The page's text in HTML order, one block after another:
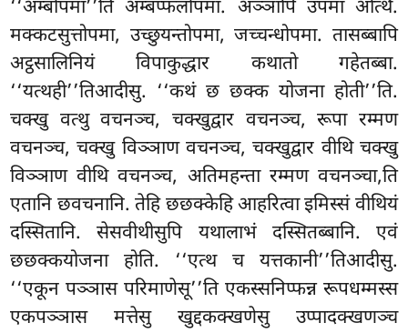
‘‘अम्बोपमा’’ति अम्बप्फलोपमा. अञ्ञापि उपमा अत्थि.
मक्कटसुत्तोपमा, उच्छुयन्तोपमा, जच्चन्धोपमा. तासब्बापि
अट्ठसालिनियं विपाकुद्धार कथातो गहेतब्बा.
‘‘यत्थही’’तिआदीसु. ‘‘कथं छ छक्क योजना होती’’ति.
चक्खु वत्थु वचनञ्च, चक्खुद्वार वचनञ्च, रूपा रम्मण
वचनञ्च, चक्खु विञ्ञाण वचनञ्च, चक्खुद्वार वीथि चक्खु
विञ्ञाण वीथि वचनञ्च, अतिमहन्ता रम्मण वचनञ्चा,ति
एतानि छवचनानि. तेहि छछक्केहि आहरित्वा इमिस्सं वीथियं
दस्सितानि. सेसवीथीसुपि यथालाभं दस्सितब्बानि. एवं
छछक्कयोजना होति. ‘‘एत्थ च यत्तकानी’’तिआदीसु.
‘‘एकून पञ्ञास परिमाणेसू’’ति एकस्सनिप्फन्न रूपधम्मस्स
एकपञ्ञास मत्तेसु खुद्दकक्खणेसु उप्पादक्खणञ्च